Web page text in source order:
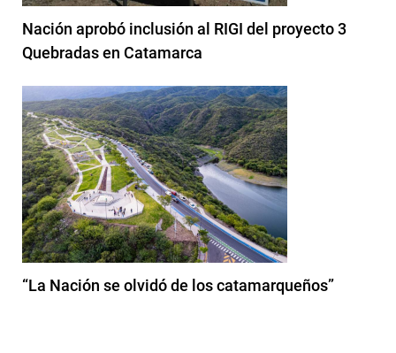
Nación aprobó inclusión al RIGI del proyecto 3
Quebradas en Catamarca
“La Nación se olvidó de los catamarqueños”